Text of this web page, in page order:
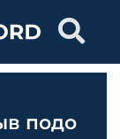
подо